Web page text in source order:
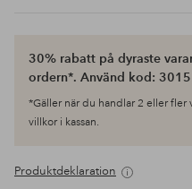
30% rabatt på dyraste
ordern*. Använd kod: 3015
*Gäller när du handlar 2 eller
villkor i kassan.
Produktdeklaration